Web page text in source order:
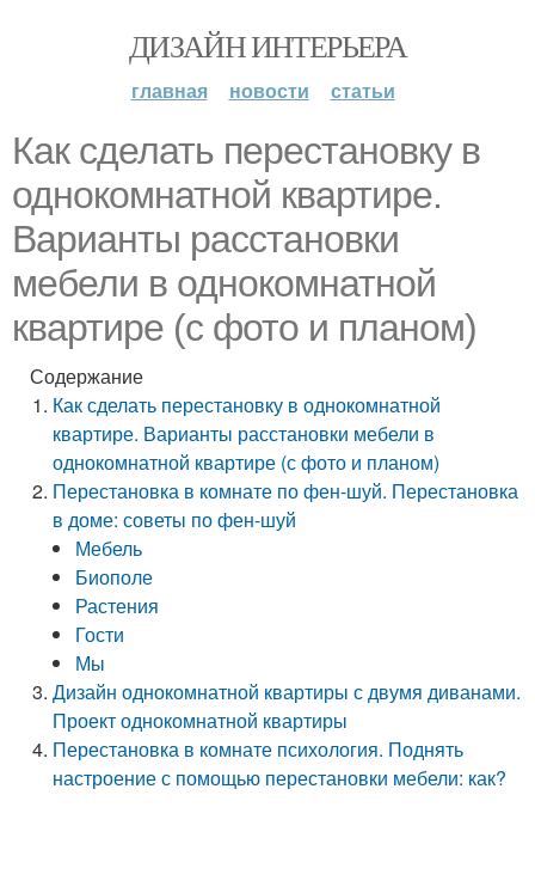
ДИЗАЙН ИНТЕРЬЕРА
главная новости статьи
Как сделать перестановку в
однокомнатной квартире.
Варианты расстановки
мебели в однокомнатной
квартире (с фото и планом)
Содержание
Как сделать перестановку в однокомнатной
квартире. Варианты расстановки мебели в
однокомнатной квартире (с фото и планом)
Перестановка в комнате по фен-шуй. Перестановка
в доме: советы по фен-шуй
Мебель
Биополе
Растения
Гости
Мы
Дизайн однокомнатной квартиры с двумя диванами.
Проект однокомнатной квартиры
Перестановка в комнате психология. Поднять
настроение с помощью перестановки мебели: как?